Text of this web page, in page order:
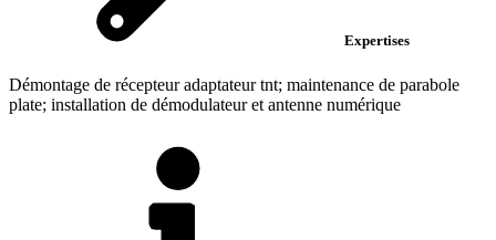
Expertises
Démontage de récepteur adaptateur tnt; maintenance de parabole
plate; installation de démodulateur et antenne numérique